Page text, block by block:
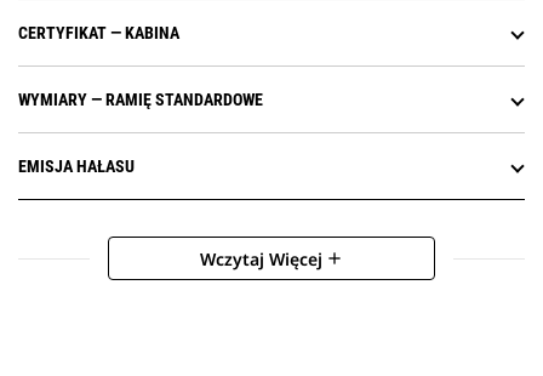
CERTYFIKAT — KABINA
WYMIARY — RAMIĘ STANDARDOWE
EMISJA HAŁASU
Wczytaj Więcej add